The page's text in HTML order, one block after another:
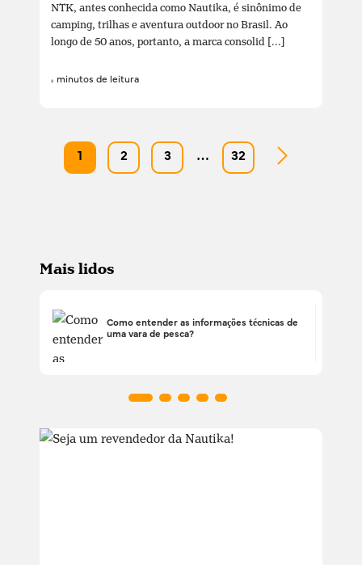
NTK, antes conhecida como Nautika, é sinônimo de
camping, trilhas e aventura outdoor no Brasil. Ao
longo de 50 anos, portanto, a marca consolid [...]
4 minutos de leitura
2 3 … 32
Mais lidos
Como entender as informações técnicas de
uma vara de pesca?